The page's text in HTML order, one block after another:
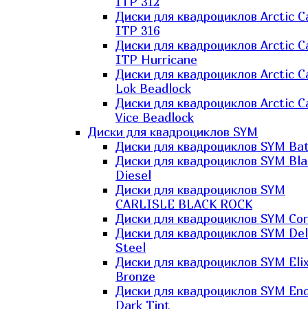
Диски для квадроциклов Arctic
ITP 316
Диски для квадроциклов Arctic
ITP Hurricane
Диски для квадроциклов Arctic
Lok Beadlock
Диски для квадроциклов Arctic
Vice Beadlock
Диски для квадроциклов SYM
Диски для квадроциклов SYM
Диски для квадроциклов SYM
Diesel
Диски для квадроциклов SYM
CARLISLE BLACK ROCK
Диски для квадроциклов SYM
Диски для квадроциклов SYM
Steel
Диски для квадроциклов SYM
Bronze
Диски для квадроциклов SYM
Dark Tint